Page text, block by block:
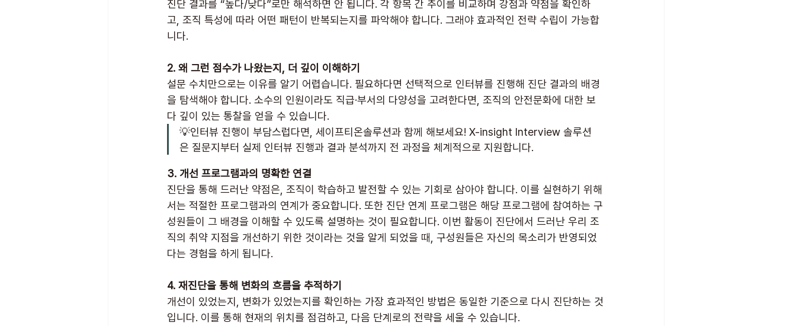
진단 결과를 “높다/낮다”로만 해석하면 안 됩니다. 각 항목 간 추이를 비교하며 강점과 약점을 확인하
고, 조직 특성에 따라 어떤 패턴이 반복되는지를 파악해야 합니다. 그래야 효과적인 전략 수립이 가능합
니다.
2. 왜 그런 점수가 나왔는지, 더 깊이 이해하기
설문 수치만으로는 이유를 알기 어렵습니다. 필요하다면 선택적으로 인터뷰를 진행해 진단 결과의 배경
을 탐색해야 합니다. 소수의 인원이라도 직급·부서의 다양성을 고려한다면, 조직의 안전문화에 대한 보
다 깊이 있는 통찰을 얻을 수 있습니다.
💡인터뷰 진행이 부담스럽다면, 세이프티온솔루션과 함께 해보세요! X-insight Interview 솔루션
은 질문지부터 실제 인터뷰 진행과 결과 분석까지 전 과정을 체계적으로 지원합니다.
3. 개선 프로그램과의 명확한 연결
진단을 통해 드러난 약점은, 조직이 학습하고 발전할 수 있는 기회로 삼아야 합니다. 이를 실현하기 위해
서는 적절한 프로그램과의 연계가 중요합니다. 또한 진단 연계 프로그램은 해당 프로그램에 참여하는 구
성원들이 그 배경을 이해할 수 있도록 설명하는 것이 필요합니다. 이번 활동이 진단에서 드러난 우리 조
직의 취약 지점을 개선하기 위한 것이라는 것을 알게 되었을 때, 구성원들은 자신의 목소리가 반영되었
다는 경험을 하게 됩니다.
4. 재진단을 통해 변화의 흐름을 추적하기
개선이 있었는지, 변화가 있었는지를 확인하는 가장 효과적인 방법은 동일한 기준으로 다시 진단하는 것
입니다. 이를 통해 현재의 위치를 점검하고, 다음 단계로의 전략을 세울 수 있습니다.